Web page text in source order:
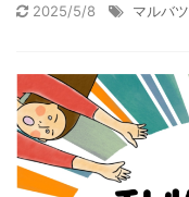
2025/5/8 マルバツ